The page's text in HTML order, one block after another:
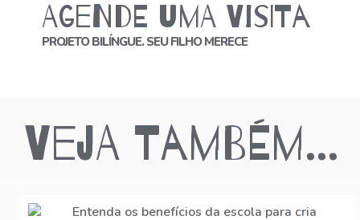
Agende uma Visita
PROJETO BILÍNGUE. SEU FILHO MERECE
Veja também...